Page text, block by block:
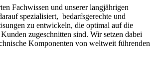
Fachwissen und unserer langjährigen
spezialisiert, bedarfsgerechte und
zu entwickeln, die optimal auf die
zugeschnitten sind. Wir setzen dabei
Komponenten von weltweit führenden